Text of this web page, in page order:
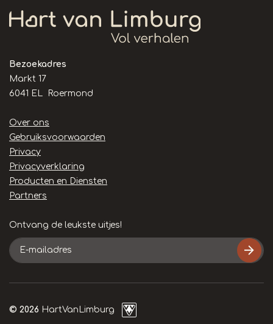
Bezoekadres
Markt 17
6041 EL Roermond
Handige
links
Over ons
Gebruiksvoorwaarden
Privacy
Privacyverklaring
Producten en Diensten
Partners
Ontvang de leukste uitjes!
E-
mailadres
© 2026 HartVanLimburg